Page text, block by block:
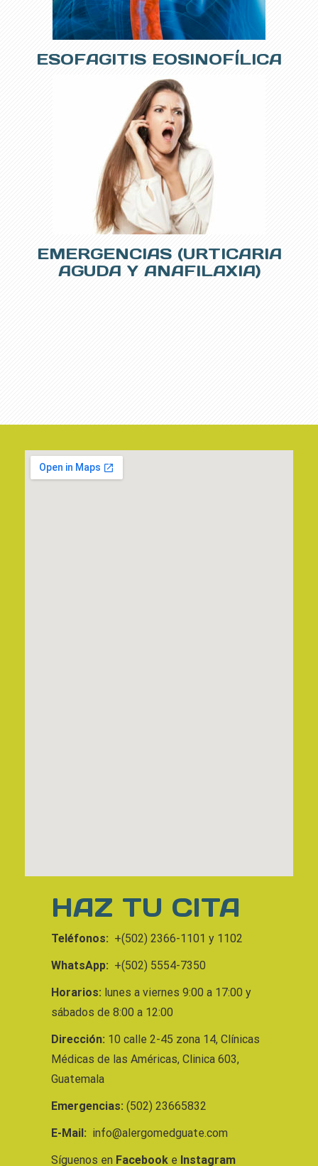
ESOFAGITIS EOSINOFÍLICA
EMERGENCIAS (URTICARIA
AGUDA Y ANAFILAXIA)
HAZ TU CITA
Teléfonos: +(502) 2366-1101 y 1102
WhatsApp: +(502) 5554-7350
Horarios: lunes a viernes 9:00 a 17:00 y
sábados de 8:00 a 12:00
Dirección: 10 calle 2-45 zona 14, Clínicas
Médicas de las Américas, Clinica 603,
Guatemala
Emergencias: (502) 23665832
E-Mail: info@alergomedguate.com
Síguenos en Facebook e Instagram